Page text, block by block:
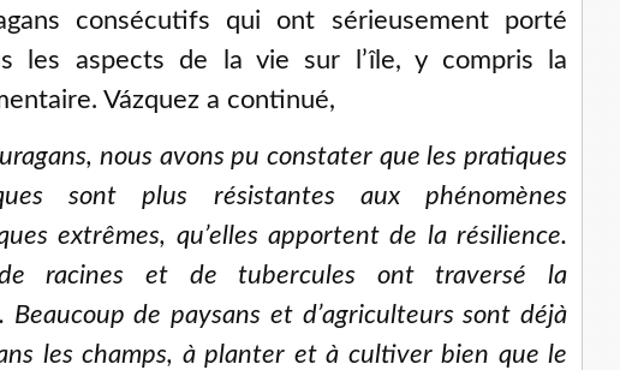
consécutifs qui ont sérieusement porté
les aspects de la vie sur l’île, y compris la
Vázquez a continué,
nous avons pu constater que les pratiques
sont plus résistantes aux phénomènes
extrêmes, qu’elles apportent de la résilience.
de racines et de tubercules ont traversé la
Beaucoup de paysans et d’agriculteurs sont déjà
les champs, à planter et à cultiver bien que le